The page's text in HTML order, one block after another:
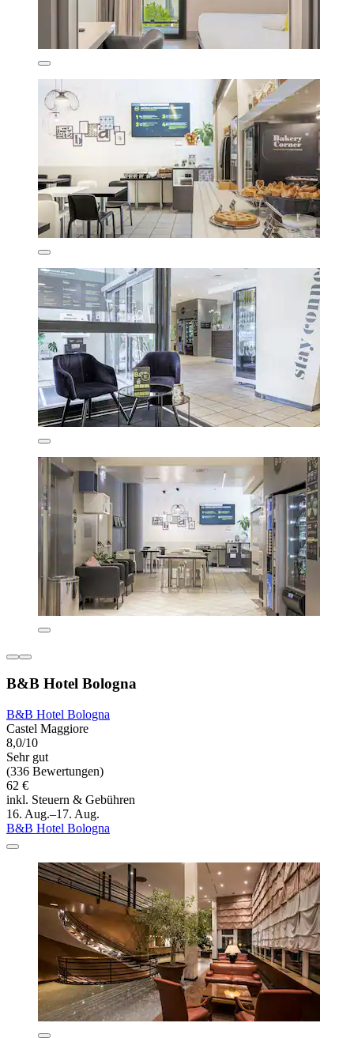
B&B Hotel Bologna
B&B Hotel Bologna
Castel Maggiore
8,0/10
Sehr gut
(336 Bewertungen)
62 €
inkl. Steuern & Gebühren
16. Aug.–17. Aug.
B&B Hotel Bologna